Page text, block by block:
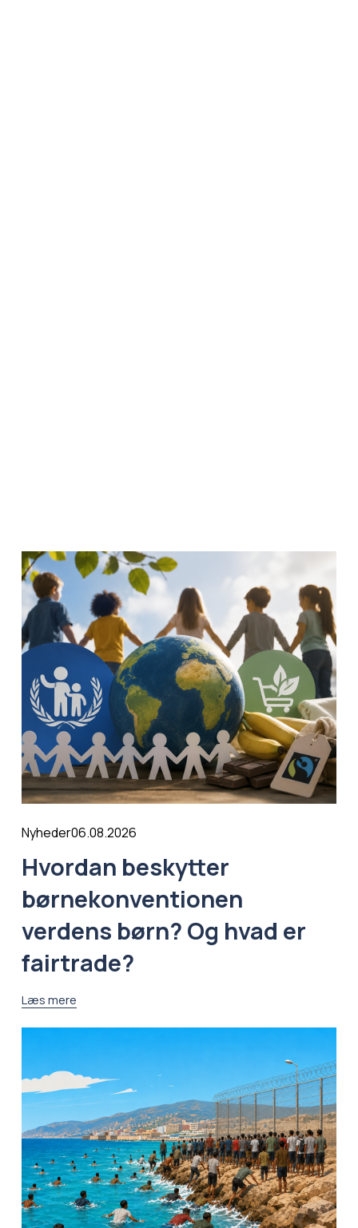
Nyheder06.08.2026
Hvordan beskytter
børnekonventionen
verdens børn? Og hvad er
fairtrade?
Læs mere